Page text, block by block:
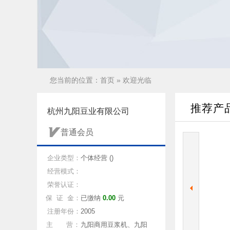
您当前的位置： 首页 » 欢迎光临
杭州九阳豆业有限公司
普通会员
企业类型： 个体经营 ()
经营模式：
荣誉认证：
保 证 金： 已缴纳 0.00 元
注册年份： 2005
主 营： 九阳商用豆浆机、九阳
推荐产